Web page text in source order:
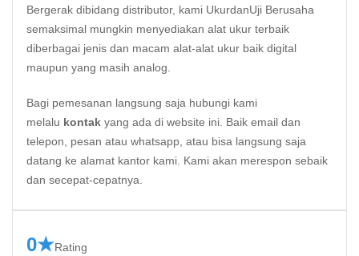
Bergerak dibidang distributor, kami UkurdanUji Berusaha
semaksimal mungkin menyediakan alat ukur terbaik
diberbagai jenis dan macam alat-alat ukur baik digital
maupun yang masih analog.
Bagi pemesanan langsung saja hubungi kami
melalu kontak yang ada di website ini. Baik email dan
telepon, pesan atau whatsapp, atau bisa langsung saja
datang ke alamat kantor kami. Kami akan merespon sebaik
dan secepat-cepatnya.
0★Rating